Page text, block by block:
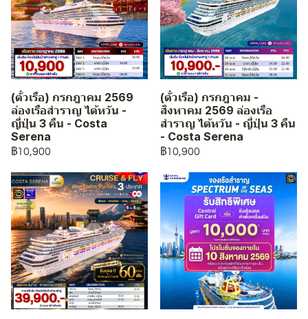
(ตั๋วเรือ) กรกฎาคม 2569
ล่องเรือสำราญ ไต้หวัน -
ญี่ปุ่น 3 คืน - Costa
Serena
฿10,900
(ตั๋วเรือ) กรกฎาคม -
สิงหาคม 2569 ล่องเรือ
สำราญ ไต้หวัน - ญี่ปุ่น 3 คืน
- Costa Serena
฿10,900